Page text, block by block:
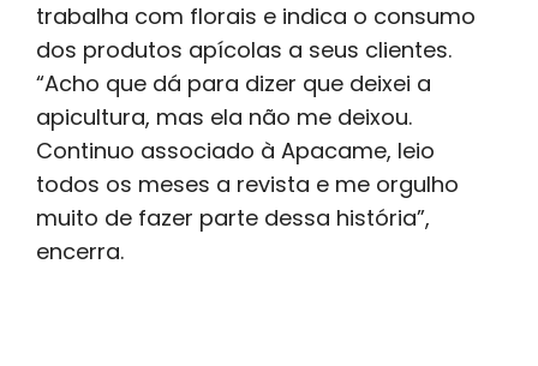
trabalha com florais e indica o consumo
dos produtos apícolas a seus clientes.
“Acho que dá para dizer que deixei a
apicultura, mas ela não me deixou.
Continuo associado à Apacame, leio
todos os meses a revista e me orgulho
muito de fazer parte dessa história”,
encerra.